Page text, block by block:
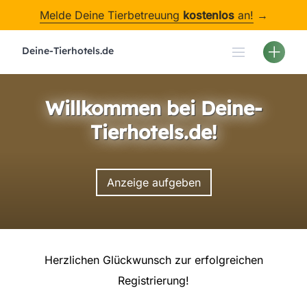
Melde Deine Tierbetreuung kostenlosan! →
Deine-Tierhotels.de
Willkommen bei Deine-
Tierhotels.de!
Anzeige aufgeben
Herzlichen Glückwunsch zur erfolgreichen
Registrierung!